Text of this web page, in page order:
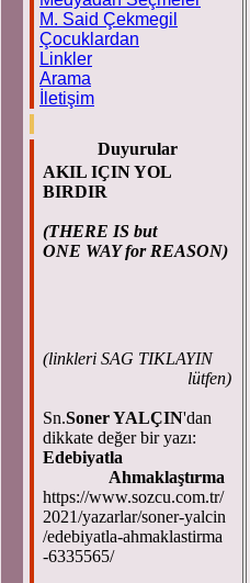
M. Said Çekmegil
Çocuklardan
Linkler
Arama
İletişim
Duyurular
AKIL IÇIN YOL
BIRDIR
(THERE IS but
ONE WAY for REASON)
(linkleri SAG TIKLAYIN
lütfen)
Sn.Soner YALÇIN'dan
dikkate değer bir yazı:
Edebiyatla
Ahmaklaştırma
https://www.sozcu.com.tr/
2021/yazarlar/soner-yalcin
/edebiyatla-ahmaklastirma
-6335565/